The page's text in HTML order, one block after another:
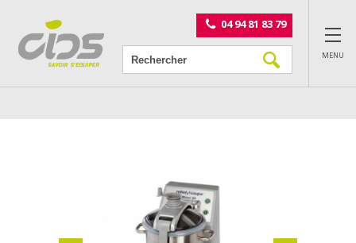
04 94 81 83 79
MENU